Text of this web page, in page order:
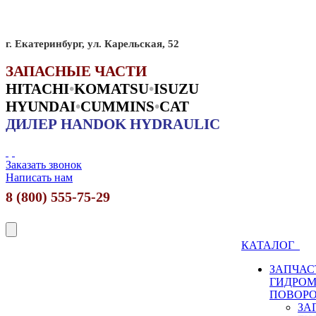
г. Екатеринбург, ул. Карельская, 52
ЗАПАСНЫЕ ЧАСТИ
HITACHI•KOMATSU•ISUZU
HYUNDAI•CUMMINS•CAT
ДИЛЕР HANDOK HYDRAULIC
Заказать звонок
Написать нам
8 (800) 555-75-29
КАТАЛОГ